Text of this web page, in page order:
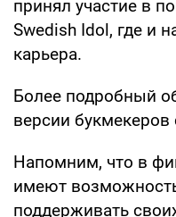
принял участие в
Swedish Idol, где и
карьера.
Более подробный
версии букмекеров
Напомним, что в
имеют
поддерживать